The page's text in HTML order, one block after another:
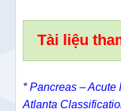
Tài liệu
* Pancreas –
Atlanta